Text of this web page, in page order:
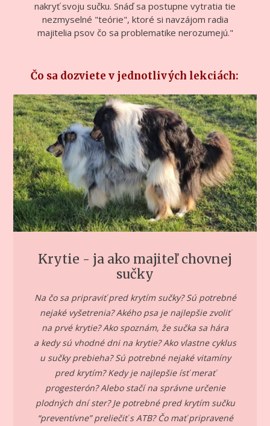
nakryť svoju sučku. Snáď sa postupne vytratia tie
nezmyselné "teórie", ktoré si navzájom radia
majitelia psov čo sa problematike nerozumejú."
Čo sa dozviete v jednotlivých lekciách:
Krytie - ja ako majiteľ chovnej
sučky
Na čo sa pripraviť pred krytím sučky? Sú potrebné
nejaké vyšetrenia? Akého psa je najlepšie zvoliť
na prvé krytie? Ako spoznám, že sučka sa hára
a kedy sú vhodné dni na krytie? Ako vlastne cyklus
u sučky prebieha? Sú potrebné nejaké vitamíny
pred krytím? Kedy je najlepšie ísť merať
progesterón? Alebo stačí na správne určenie
plodných dní ster? Je potrebné pred krytím sučku
“preventívne” preliečiť s ATB? Čo mať pripravené